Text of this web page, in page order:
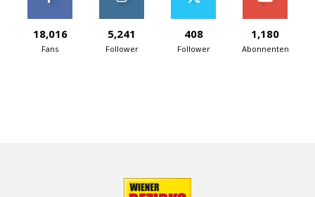
18,016
Fans
5,241
Follower
408
Follower
1,180
Abonnenten